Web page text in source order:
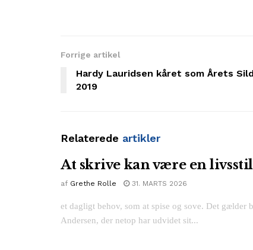
Forrige artikel
Hardy Lauridsen kåret som Årets
2019
Relaterede artikler
At skrive kan være en livsstil
af Grethe Rolle 31. MARTS 2026
et dagligt behov, som at spise og sove. Det gælder
Andersen, der netop har udvidet sit...